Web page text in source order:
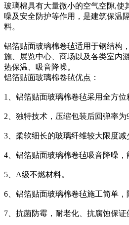
玻璃棉具有大量微小的空气空隙,使
噪及安全防护等作用，是建筑保温
料。
铝箔贴面玻璃棉卷毡适用于钢结构
施、展览中心、商场以及各类室内
热保温、吸音降噪。
铝箔贴面玻璃棉卷毡优点：
1、铝箔贴面玻璃棉卷毡采用全方位
2、独特技术，压缩包装后回弹率为
3、柔软细长的玻璃纤维较大限度减
4、铝箔贴面玻璃棉卷毡吸音降噪，
5、A级不燃材料。
6、铝箔贴面玻璃棉卷毡施工简单，
7、抗菌防霉，耐老化、抗腐蚀保证